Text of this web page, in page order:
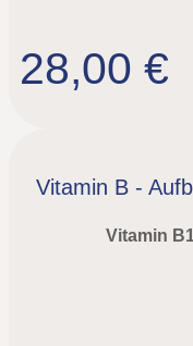
28,00 €
Vitamin B -
Vitamin